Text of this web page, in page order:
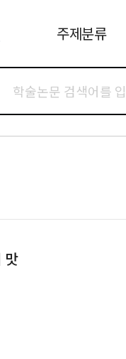
주제분류
맛